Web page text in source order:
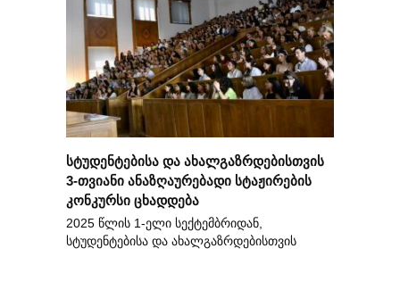
სტუდენტებისა და ახალგაზრდებისთვის
3-თვიანი ანაზღაურებადი სტაჟირების
კონკურსი ცხადდება
2025 წლის 1-ელი სექტემბრიდან,
სტუდენტებისა და ახალგაზრდებისთვის